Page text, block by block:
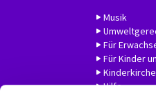
Musik
Für
Für Kinder
Kinderkirche
Hilfe